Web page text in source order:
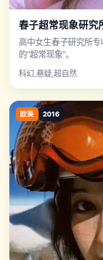
春子超常现象研究
高中女生春子研究所
的“超常现象”。
科幻,悬疑,超自然
欧美 2016